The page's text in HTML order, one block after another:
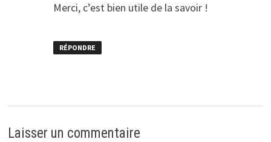
Merci, c’est bien utile de la savoir !
RÉPONDRE
Laisser un commentaire